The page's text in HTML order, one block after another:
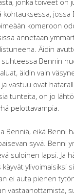
jonka toiveet on
jossa
komeroon
annetaan
Äidin
Bennin
äidin vain
vastuu ovat
tunteita, on jo
pelottavampia.
Benniä, eikä Benni
syvä. Benni
suloinen lapsi. Ja
ylivoimaisiksi
ei auta pienen
vastaanottamista,